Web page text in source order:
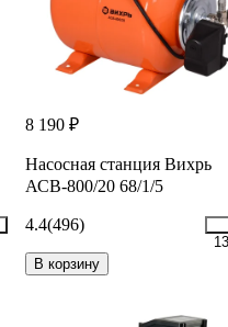
8 190 ₽
Насосная станция Вихрь
АСВ-800/20 68/1/5
4.4(496)
В корзину